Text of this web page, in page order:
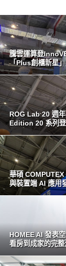
騰雲運算登
「Plus創櫃新星
ROG Lab 20 週
Edition 20 系列
華碩
與裝置端 AI 應用
HOMEE AI 發表
看房到成家的完整